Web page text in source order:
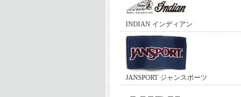
INDIAN インディアン
JANSPORT ジャンスポーツ